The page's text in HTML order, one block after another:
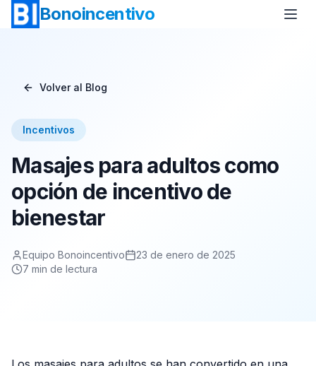
Bonoincentivo
Bono Vuelo
Bono Europa Bono Minicrucero
Bono Crucero
Volver al Blog
Incentivos
Masajes para adultos como
opción de incentivo de
bienestar
Equipo Bonoincentivo
23 de enero de 2025
7 min de lectura